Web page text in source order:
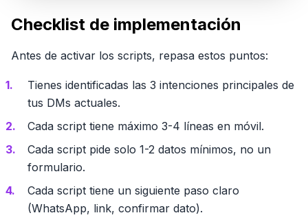
Checklist de implementación
Antes de activar los scripts, repasa estos puntos:
Tienes identificadas las 3 intenciones principales de
tus DMs actuales.
Cada script tiene máximo 3-4 líneas en móvil.
Cada script pide solo 1-2 datos mínimos, no un
formulario.
Cada script tiene un siguiente paso claro
(WhatsApp, link, confirmar dato).